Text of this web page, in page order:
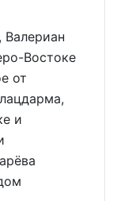
Валериан
Востоке
от
и